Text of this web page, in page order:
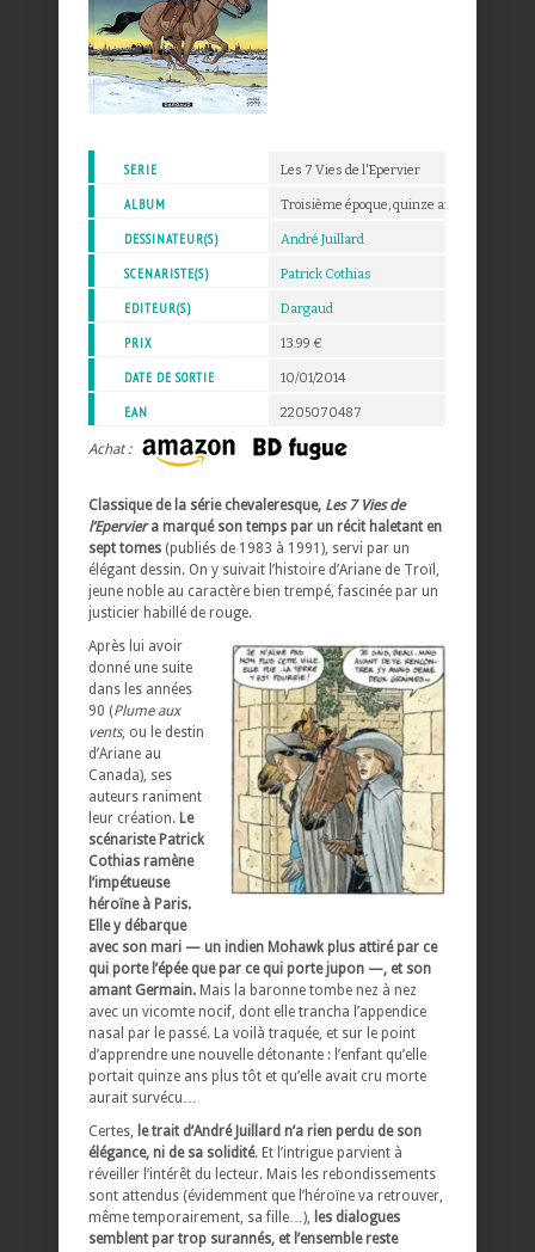
SERIE Les 7 Vies de l'Epervier
ALBUM Troisième époque, quinze ans après - 1
DESSINATEUR(S) André Juillard
SCENARISTE(S) Patrick Cothias
EDITEUR(S) Dargaud
PRIX 13.99 €
DATE DE SORTIE 10/01/2014
EAN 2205070487
Achat :
Classique de la série chevaleresque, Les 7 Vies de
l’Eperviera marqué son temps par un récit haletant en
sept tomes (publiés de 1983 à 1991), servi par un
élégant dessin. On y suivait l’histoire d’Ariane de Troïl,
jeune noble au caractère bien trempé, fascinée par un
justicier habillé de rouge.
Après lui avoir
donné une suite
dans les années
90 (Plume aux
vents, ou le destin
d’Ariane au
Canada), ses
auteurs raniment
leur création. Le
scénariste Patrick
Cothias ramène
l’impétueuse
héroïne à Paris.
Elle y débarque
avec son mari — un indien Mohawk plus attiré par ce
qui porte l’épée que par ce qui porte jupon —, et son
amant Germain. Mais la baronne tombe nez à nez
avec un vicomte nocif, dont elle trancha l’appendice
nasal par le passé. La voilà traquée, et sur le point
d’apprendre une nouvelle détonante : l’enfant qu’elle
portait quinze ans plus tôt et qu’elle avait cru morte
aurait survécu…
Certes,
le trait d’André Juillard n’a rien perdu de son
élégance, ni de sa solidité. Et l’intrigue parvient à
réveiller l’intérêt du lecteur. Mais les rebondissements
sont attendus (évidemment que l’héroïne va retrouver,
même temporairement, sa fille…),
les dialogues
semblent par trop surannés, et l’ensemble reste